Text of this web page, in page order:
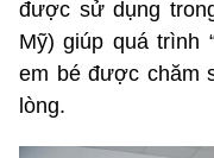
được sử dụng
Mỹ) giúp quá trình
em bé được chăm
lòng.